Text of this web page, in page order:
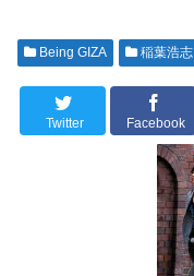
Being GIZA 稲葉浩志
Twitter Facebook